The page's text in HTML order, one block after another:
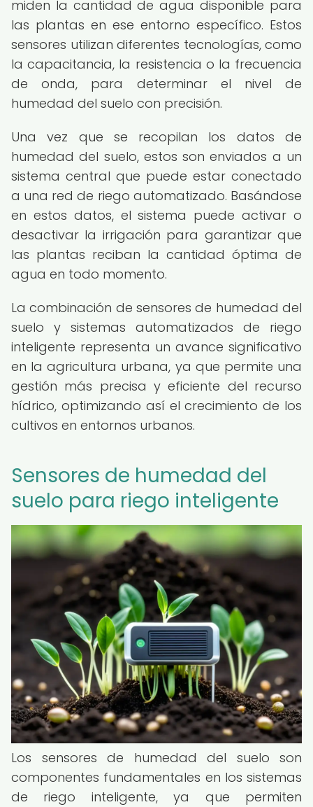
miden la cantidad de agua disponible para
las plantas en ese entorno específico. Estos
sensores utilizan diferentes tecnologías, como
la capacitancia, la resistencia o la frecuencia
de onda, para determinar el nivel de
humedad del suelo con precisión.
Una vez que se recopilan los datos de
humedad del suelo, estos son enviados a un
sistema central que puede estar conectado
a una red de riego automatizado. Basándose
en estos datos, el sistema puede activar o
desactivar la irrigación para garantizar que
las plantas reciban la cantidad óptima de
agua en todo momento.
La combinación de sensores de humedad del
suelo y sistemas automatizados de riego
inteligente representa un avance significativo
en la agricultura urbana, ya que permite una
gestión más precisa y eficiente del recurso
hídrico, optimizando así el crecimiento de los
cultivos en entornos urbanos.
Sensores de humedad del
suelo para riego inteligente
Los sensores de humedad del suelo son
componentes fundamentales en los sistemas
de riego inteligente, ya que permiten